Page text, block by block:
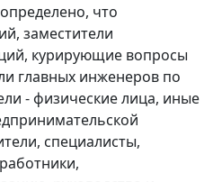
что
заместители
курирующие вопросы
главных инженеров по
- физические лица, иные
специалисты,